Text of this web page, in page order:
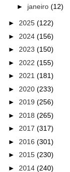
► janeiro (12)
► 2025 (122)
► 2024 (156)
► 2023 (150)
► 2022 (155)
► 2021 (181)
► 2020 (233)
► 2019 (256)
► 2018 (265)
► 2017 (317)
► 2016 (301)
► 2015 (230)
► 2014 (240)